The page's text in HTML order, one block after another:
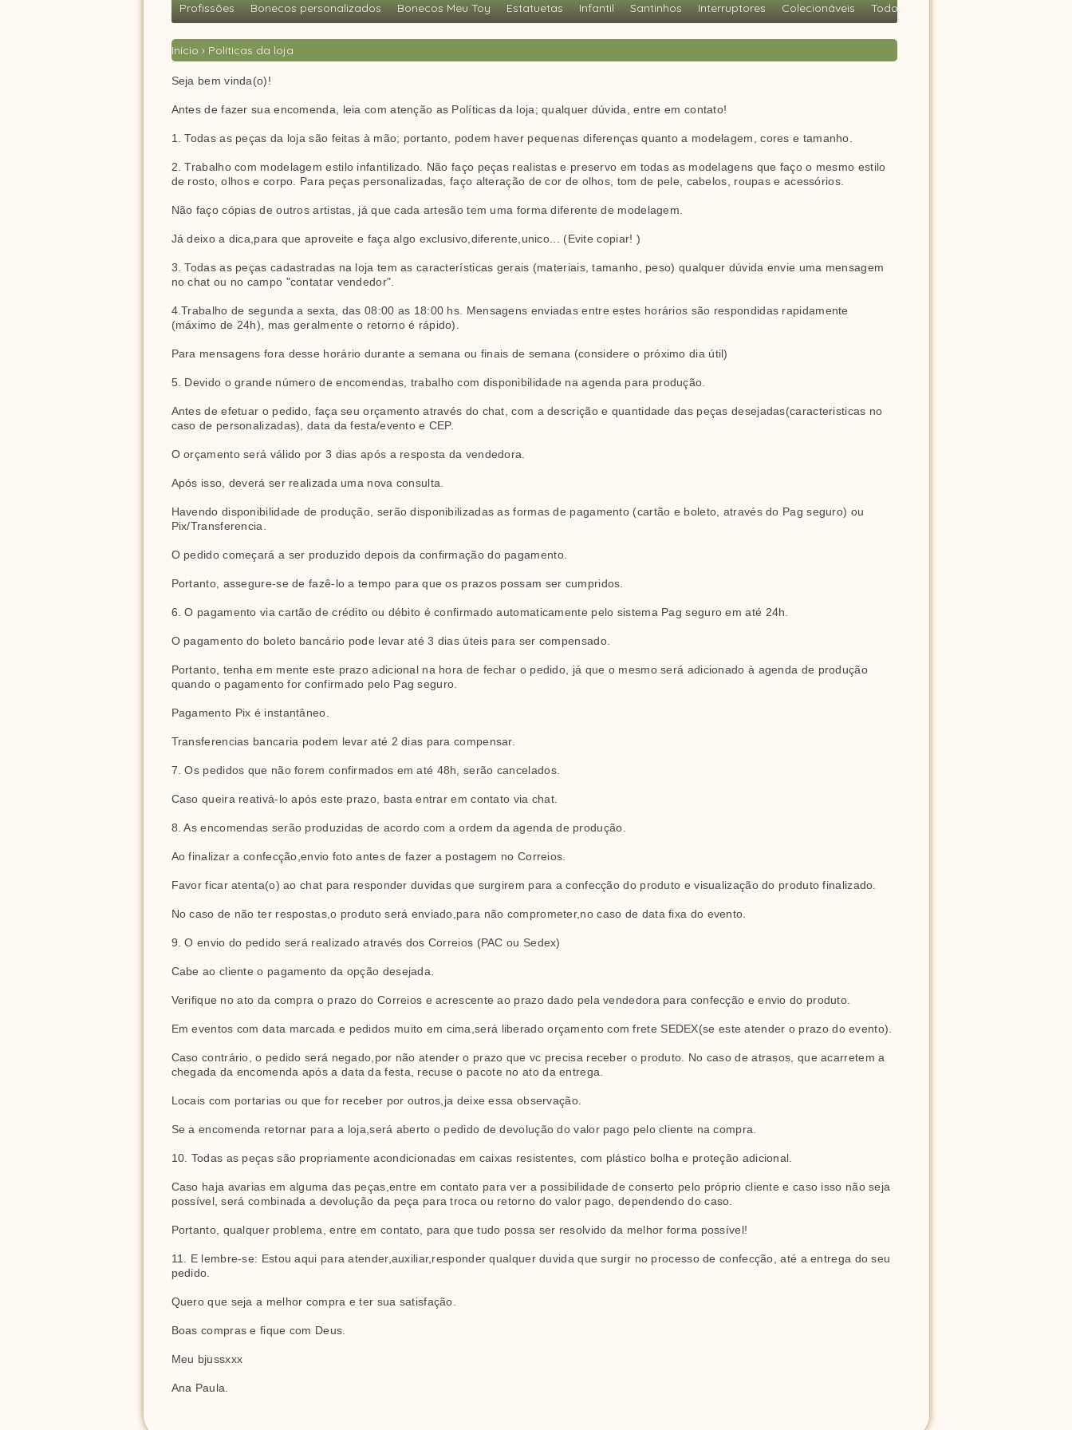
Profissões Bonecos personalizados Bonecos Meu Toy Estatuetas Infantil Santinhos Interruptores Colecionáveis Todos
Início › Políticas da loja
Seja bem vinda(o)!
Antes de fazer sua encomenda, leia com atenção as Políticas da loja; qualquer dúvida, entre em contato!
1. Todas as peças da loja são feitas à mão; portanto, podem haver pequenas diferenças quanto a modelagem, cores e tamanho.
2. Trabalho com modelagem estilo infantilizado. Não faço peças realistas e preservo em todas as modelagens que faço o mesmo estilo
de rosto, olhos e corpo. Para peças personalizadas, faço alteração de cor de olhos, tom de pele, cabelos, roupas e acessórios.
Não faço cópias de outros artistas, já que cada artesão tem uma forma diferente de modelagem.
Já deixo a dica,para que aproveite e faça algo exclusivo,diferente,unico... (Evite copiar! )
3. Todas as peças cadastradas na loja tem as características gerais (materiais, tamanho, peso) qualquer dúvida envie uma mensagem
no chat ou no campo "contatar vendedor".
4.Trabalho de segunda a sexta, das 08:00 as 18:00 hs. Mensagens enviadas entre estes horários são respondidas rapidamente
(máximo de 24h), mas geralmente o retorno é rápido).
Para mensagens fora desse horário durante a semana ou finais de semana (considere o próximo dia útil)
5. Devido o grande número de encomendas, trabalho com disponibilidade na agenda para produção.
Antes de efetuar o pedido, faça seu orçamento através do chat, com a descrição e quantidade das peças desejadas(caracteristicas no
caso de personalizadas), data da festa/evento e CEP.
O orçamento será válido por 3 dias após a resposta da vendedora.
Após isso, deverá ser realizada uma nova consulta.
Havendo disponibilidade de produção, serão disponibilizadas as formas de pagamento (cartão e boleto, através do Pag seguro) ou
Pix/Transferencia.
O pedido começará a ser produzido depois da confirmação do pagamento.
Portanto, assegure-se de fazê-lo a tempo para que os prazos possam ser cumpridos.
6. O pagamento via cartão de crédito ou débito é confirmado automaticamente pelo sistema Pag seguro em até 24h.
O pagamento do boleto bancário pode levar até 3 dias úteis para ser compensado.
Portanto, tenha em mente este prazo adicional na hora de fechar o pedido, já que o mesmo será adicionado à agenda de produção
quando o pagamento for confirmado pelo Pag seguro.
Pagamento Pix é instantâneo.
Transferencias bancaria podem levar até 2 dias para compensar.
7. Os pedidos que não forem confirmados em até 48h, serão cancelados.
Caso queira reativá-lo após este prazo, basta entrar em contato via chat.
8. As encomendas serão produzidas de acordo com a ordem da agenda de produção.
Ao finalizar a confecção,envio foto antes de fazer a postagem no Correios.
Favor ficar atenta(o) ao chat para responder duvidas que surgirem para a confecção do produto e visualização do produto finalizado.
No caso de não ter respostas,o produto será enviado,para não comprometer,no caso de data fixa do evento.
9. O envio do pedido será realizado através dos Correios (PAC ou Sedex)
Cabe ao cliente o pagamento da opção desejada.
Verifique no ato da compra o prazo do Correios e acrescente ao prazo dado pela vendedora para confecção e envio do produto.
Em eventos com data marcada e pedidos muito em cima,será liberado orçamento com frete SEDEX(se este atender o prazo do evento).
Caso contrário, o pedido será negado,por não atender o prazo que vc precisa receber o produto. No caso de atrasos, que acarretem a
chegada da encomenda após a data da festa, recuse o pacote no ato da entrega.
Locais com portarias ou que for receber por outros,ja deixe essa observação.
Se a encomenda retornar para a loja,será aberto o pedido de devolução do valor pago pelo cliente na compra.
10. Todas as peças são propriamente acondicionadas em caixas resistentes, com plástico bolha e proteção adicional.
Caso haja avarias em alguma das peças,entre em contato para ver a possibilidade de conserto pelo próprio cliente e caso isso não seja
possível, será combinada a devolução da peça para troca ou retorno do valor pago, dependendo do caso.
Portanto, qualquer problema, entre em contato, para que tudo possa ser resolvido da melhor forma possível!
11. E lembre-se: Estou aqui para atender,auxiliar,responder qualquer duvida que surgir no processo de confecção, até a entrega do seu
pedido.
Quero que seja a melhor compra e ter sua satisfação.
Boas compras e fique com Deus.
Meu bjussxxx
Ana Paula.